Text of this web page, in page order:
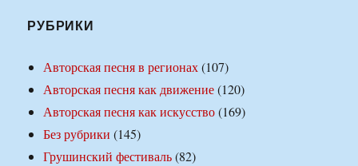
РУБРИКИ
Авторская песня в регионах(107)
Авторская песня как движение(120)
Авторская песня как искусство(169)
Без рубрики (145)
Грушинский фестиваль(82)